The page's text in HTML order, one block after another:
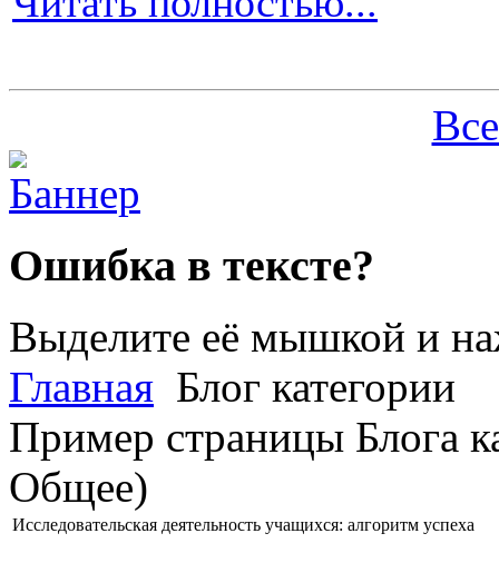
Ошибка в тексте?
Выделите её мышкой и
Главная Блог категории
Пример страницы Блога
Общее)
Исследовательская деятельность учащихся: алгоритм успеха